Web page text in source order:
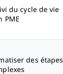
du cycle de vie
PME
des étapes